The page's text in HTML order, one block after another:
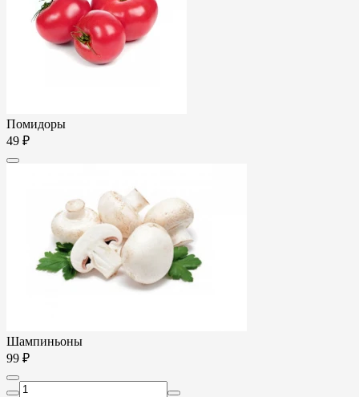
Помидоры
49 ₽
Шампиньоны
99 ₽